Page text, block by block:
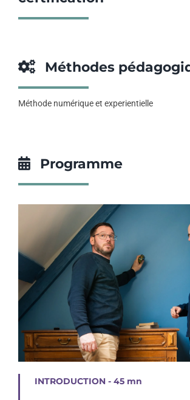
Méthodes
Méthode numérique et experientielle
Programme
INTRODUCTION - 45 mn